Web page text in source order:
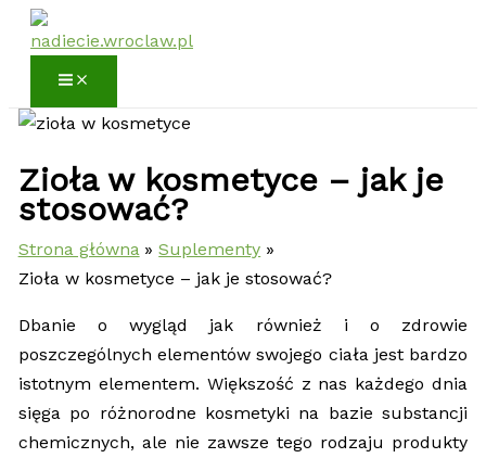
Przejdź
Zioła w kosmetyce – jak je
stosować?
Strona główna
Suplementy
Zioła w kosmetyce – jak je stosować?
Dbanie o wygląd jak również i o zdrowie
poszczególnych elementów swojego ciała jest bardzo
istotnym elementem. Większość z nas każdego dnia
sięga po różnorodne kosmetyki na bazie substancji
chemicznych, ale nie zawsze tego rodzaju produkty